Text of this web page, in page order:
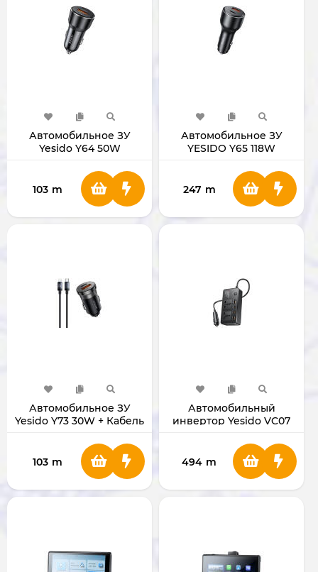
Автомобильное ЗУ
Yesido Y64 50W
103 m
Автомобильное ЗУ
YESIDO Y65 118W
247 m
Автомобильное ЗУ
Yesido Y73 30W + Кабель
103 m
Автомобильный
инвертор Yesido VC07
494 m